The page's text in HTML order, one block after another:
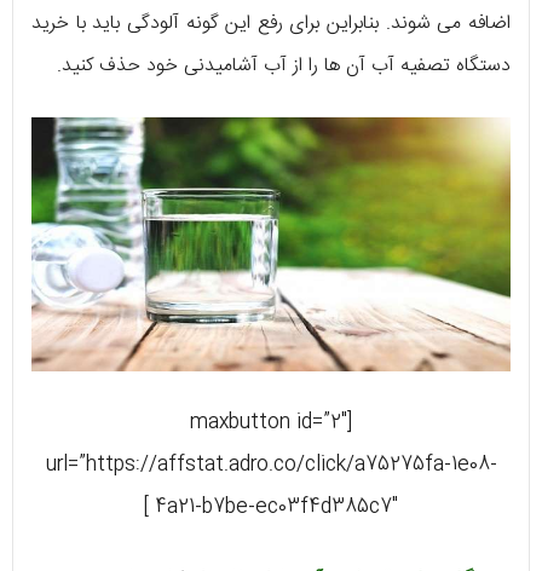
اضافه می‌ شوند. بنابراین برای رفع این گونه آلودگی باید با خرید
دستگاه تصفیه آب آن‌ ها را از آب آشامیدنی خود حذف کنید.
[maxbutton id=”2″
url=”https://affstat.adro.co/click/a75275fa-1e08-
4a21-b7be-ec03f4d385c7″ ]